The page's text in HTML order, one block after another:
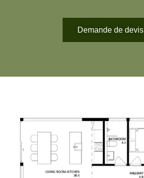
Demande de devis